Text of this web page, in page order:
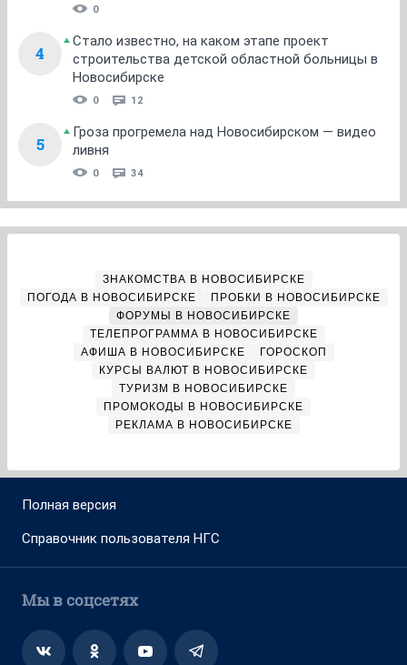
0
4
Стало известно, на каком этапе проект
строительства детской областной больницы в
Новосибирске
0 12
5
Гроза прогремела над Новосибирском — видео
ливня
0 34
ЗНАКОМСТВА В НОВОСИБИРСКЕ
ПОГОДА В НОВОСИБИРСКЕ
ПРОБКИ В НОВОСИБИРСКЕ
ФОРУМЫ В НОВОСИБИРСКЕ
ТЕЛЕПРОГРАММА В НОВОСИБИРСКЕ
АФИША В НОВОСИБИРСКЕ
ГОРОСКОП
КУРСЫ ВАЛЮТ В НОВОСИБИРСКЕ
ТУРИЗМ В НОВОСИБИРСКЕ
ПРОМОКОДЫ В НОВОСИБИРСКЕ
РЕКЛАМА В НОВОСИБИРСКЕ
Полная версия
Справочник пользователя НГС
Мы в соцсетях